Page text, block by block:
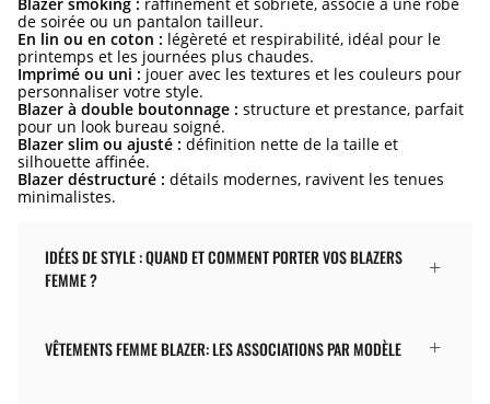
de soirée ou un pantalon tailleur.
En lin ou en coton : légèreté et respirabilité, idéal pour le
printemps et les journées plus chaudes.
Imprimé ou uni : jouer avec les textures et les couleurs pour
personnaliser votre style.
Blazer à double boutonnage : structure et prestance, parfait
pour un look bureau soigné.
Blazer slim ou ajusté : définition nette de la taille et
silhouette affinée.
Blazer déstructuré : détails modernes, ravivent les tenues
minimalistes.
IDÉES DE STYLE : QUAND ET COMMENT PORTER VOS BLAZERS
FEMME ?
VÊTEMENTS FEMME BLAZER: LES ASSOCIATIONS PAR MODÈLE